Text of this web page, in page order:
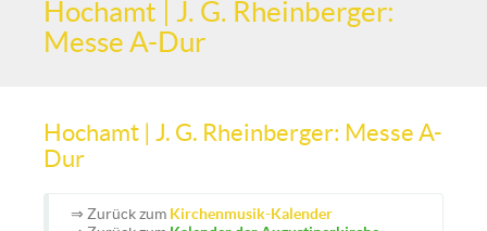
Hochamt | J. G. Rheinberger:
Messe A-Dur
Hochamt | J. G. Rheinberger: Messe A-
Dur
⇒ Zurück zum Kirchenmusik-Kalender